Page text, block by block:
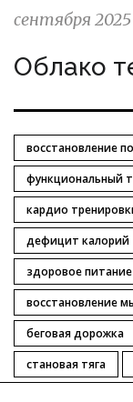
сентября 2025
Облако
восстановление
функциональный
кардио
дефицит калорий
здоровое питание
восстановление
беговая дорожка
становая тяга